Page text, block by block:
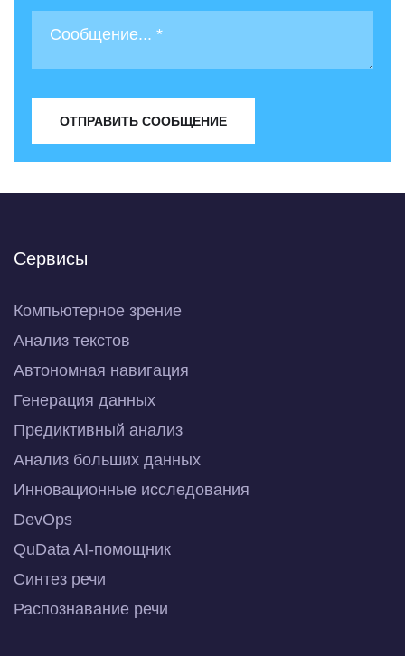
ОТПРАВИТЬ СООБЩЕНИЕ
Сервисы
Компьютерное зрение
Анализ текстов
Автономная навигация
Генерация данных
Предиктивный анализ
Анализ больших данных
Инновационные исследования
DevOps
QuData AI-помощник
Синтез речи
Распознавание речи